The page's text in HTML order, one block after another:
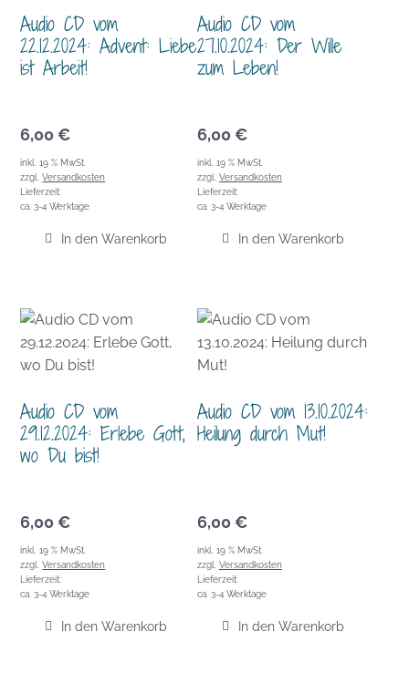
Audio CD vom
22.12.2024: Advent: Liebe
ist Arbeit!
6,00 €
inkl. 19 % MwSt.
zzgl.Versandkosten
Lieferzeit:
ca. 3-4 Werktage
In den Warenkorb
Audio CD vom
27.10.2024: Der Wille
zum Leben!
6,00 €
inkl. 19 % MwSt.
zzgl. Versandkosten
Lieferzeit:
ca. 3-4 Werktage
In den Warenkorb
Audio CD vom
29.12.2024: Erlebe Gott,
wo Du bist!
6,00 €
inkl. 19 % MwSt.
zzgl.Versandkosten
Lieferzeit:
ca. 3-4 Werktage
In den Warenkorb
Audio CD vom 13.10.2024:
Heilung durch Mut!
6,00 €
inkl. 19 % MwSt.
zzgl. Versandkosten
Lieferzeit:
ca. 3-4 Werktage
In den Warenkorb